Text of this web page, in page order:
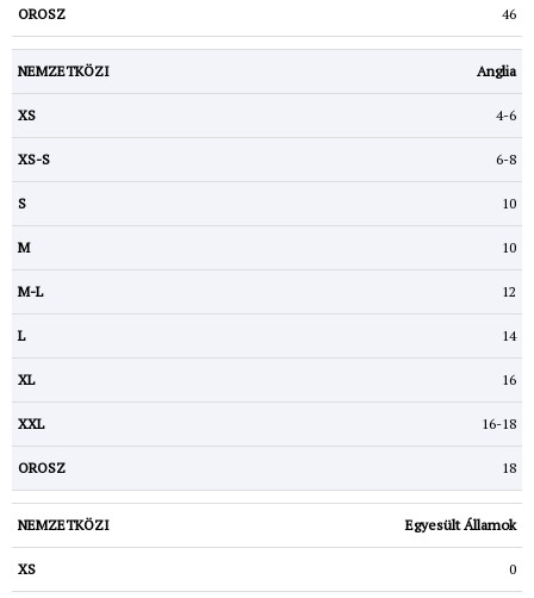
46
Anglia
4-6
6-8
10
10
12
14
16
16-18
18
Egyesült Államok
0